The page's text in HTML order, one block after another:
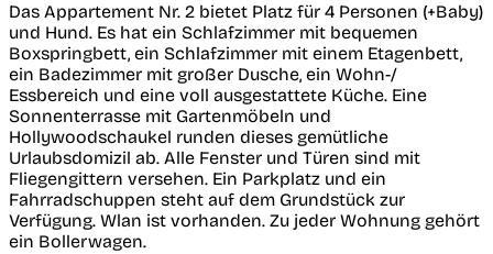
Das Appartement Nr. 2 bietet Platz für 4 Personen (+Baby)
und Hund. Es hat ein Schlafzimmer mit bequemen
Boxspringbett, ein Schlafzimmer mit einem Etagenbett,
ein Badezimmer mit großer Dusche, ein Wohn-/
Essbereich und eine voll ausgestattete Küche. Eine
Sonnenterrasse mit Gartenmöbeln und
Hollywoodschaukel runden dieses gemütliche
Urlaubsdomizil ab. Alle Fenster und Türen sind mit
Fliegengittern versehen. Ein Parkplatz und ein
Fahrradschuppen steht auf dem Grundstück zur
Verfügung. Wlan ist vorhanden. Zu jeder Wohnung gehört
ein Bollerwagen.